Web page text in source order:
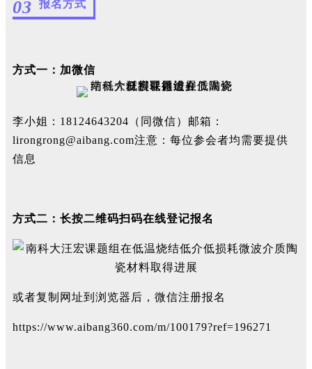
03 报名方式
方式一：加微信
李小姐：18124643204（同微信）邮箱：
lirongrong@aibang.com注意：每位参会者均需要提供
信息
方式二：长按二维码扫码在线登记报名
或者复制网址到浏览器后，微信注册报名
https://www.aibang360.com/m/100179?ref=196271